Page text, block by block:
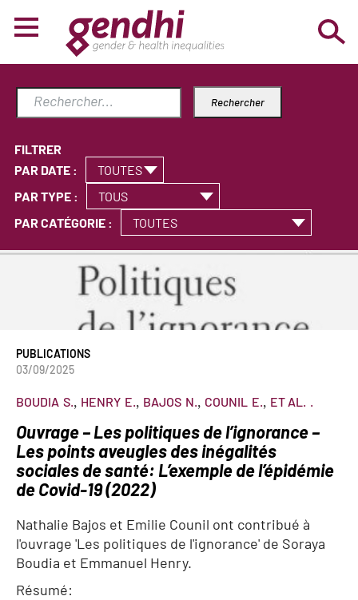
FILTRER
PAR DATE :
PAR TYPE :
PAR CATÉGORIE :
PUBLICATIONS
03/09/2025
BOUDIA S. HENRY E. BAJOS N. COUNIL E. ET AL. .
Ouvrage – Les politiques de l’ignorance –
Les points aveugles des inégalités
sociales de santé: L’exemple de l’épidémie
de Covid-19 (2022)
Nathalie Bajos et Emilie Counil ont contribué à
l'ouvrage 'Les politiques de l'ignorance' de Soraya
Boudia et Emmanuel Henry.
Résumé: